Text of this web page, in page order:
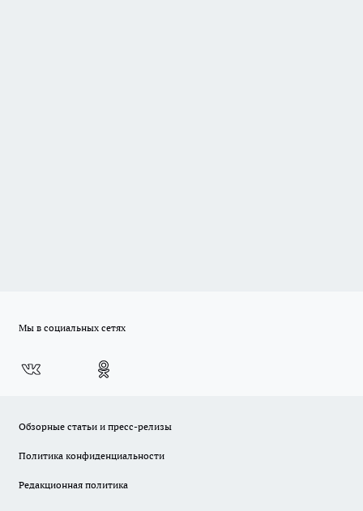
Мы в социальных сетях
Обзорные статьи и пресс-релизы
Политика конфиденциальности
Редакционная политика